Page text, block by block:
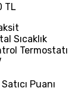
TL
Sıcaklık
Termostatı
Satıcı Puanı